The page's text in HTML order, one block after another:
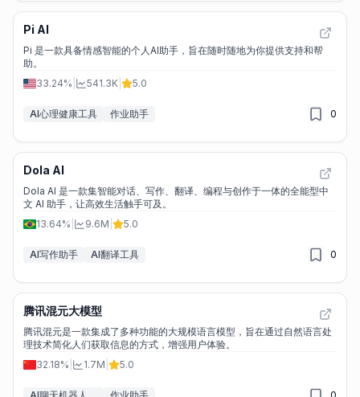
Pi AI
Pi 是一款具备情感智能的个人AI助手，旨在随时随地为你提供支持和帮
助。
33.24%
541.3K 5.0
AI心理健康工具 作业助手 0
Dola AI
Dola AI 是一款集智能对话、写作、翻译、编程与创作于一体的全能型中
文 AI 助手，让高效生活触手可及。
13.64%
9.6M 5.0
AI写作助手 AI翻译工具 0
腾讯混元大模型
腾讯混元是一款集成了多种功能的大规模语言模型，旨在通过自然语言处
理技术简化人们获取信息的方式，增强用户体验。
32.18%
1.7M 5.0